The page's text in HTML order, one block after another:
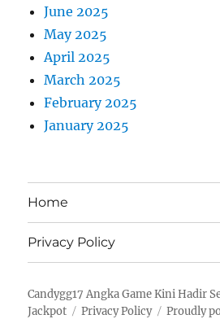
June 2025
May 2025
April 2025
March 2025
February 2025
January 2025
Home
Privacy Policy
Candygg17 Angka Game Kini Hadir
Jackpot
Privacy Policy Proudly